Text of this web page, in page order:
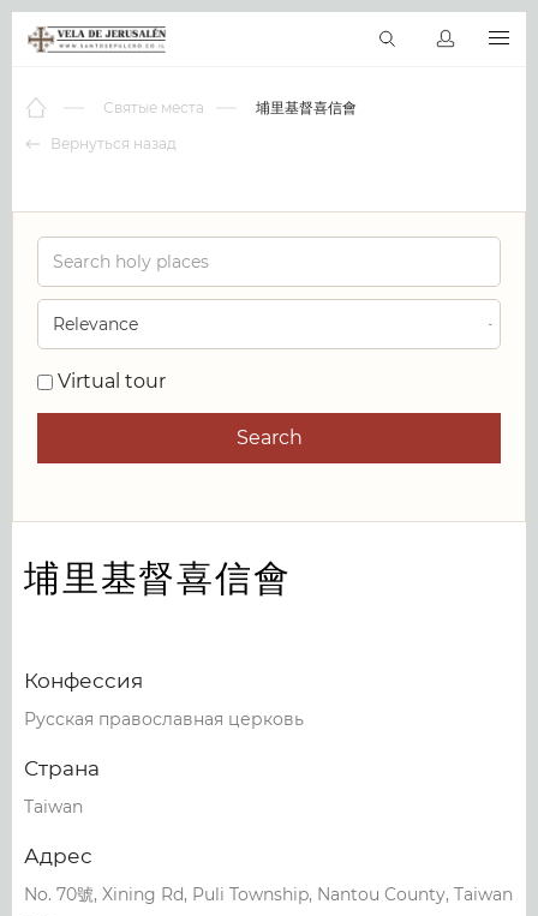
Виртуальные туры
RU
Вернуться назад
Святые места 埔里基督喜信會
Virtual tour
Search
埔里基督喜信會
Конфессия
Русская православная церковь
Страна
Taiwan
Адрес
No. 70號, Xining Rd, Puli Township, Nantou County, Taiwan